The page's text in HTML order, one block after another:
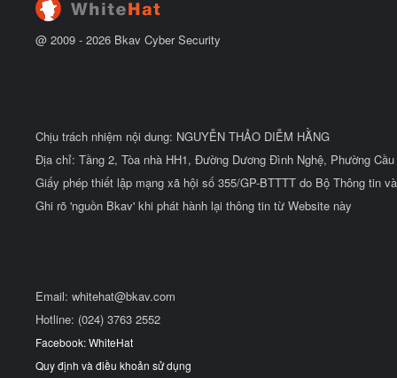
@ 2009 - 2026 Bkav Cyber Security
Chịu trách nhiệm nội dung: NGUYỄN THẢO DIỄM HẰNG
Địa chỉ: Tầng 2, Tòa nhà HH1, Đường Dương Đình Nghệ, Phường
Giấy phép thiết lập mạng xã hội số 355/GP-BTTTT do Bộ Thông tin
Ghi rõ 'nguồn Bkav' khi phát hành lại thông tin từ Website này
Email: whitehat@bkav.com
Hotline: (024) 3763 2552
Facebook: WhiteHat
Quy định và điều khoản sử dụng